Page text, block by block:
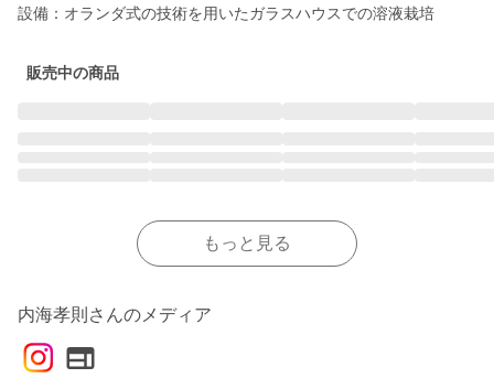
設備：オランダ式の技術を用いたガラスハウスでの溶液栽培
販売中の商品
もっと見る
内海孝則さんのメディア